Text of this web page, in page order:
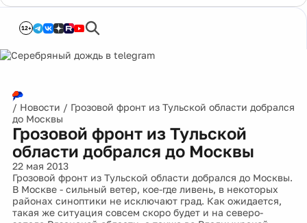
12+
/ Новости / Грозовой фронт из Тульской области добрался
до Москвы
Грозовой фронт из Тульской
области добрался до Москвы
22 мая 2013
Грозовой фронт из Тульской области добрался до Москвы.
В Москве - сильный ветер, кое-где ливень, в некоторых
районах синоптики не исключают град. Как ожидается,
такая же ситуация совсем скоро будет и на северо-